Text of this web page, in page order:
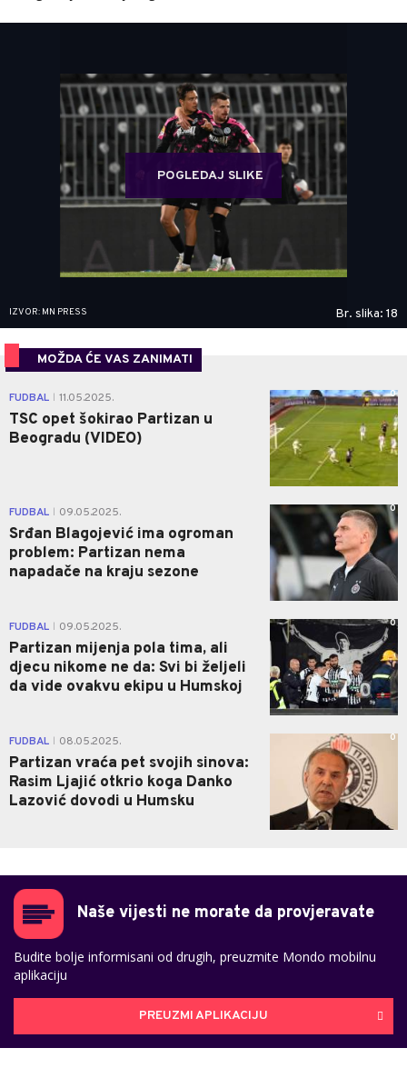
POGLEDAJ SLIKE
IZVOR: MN PRESS Br. slika: 18
MOŽDA ĆE VAS ZANIMATI
FUDBAL 11.05.2025.
TSC opet šokirao Partizan u
Beogradu (VIDEO)
0
FUDBAL 09.05.2025.
Srđan Blagojević ima ogroman
problem: Partizan nema
napadače na kraju sezone
0
FUDBAL 09.05.2025.
Partizan mijenja pola tima, ali
djecu nikome ne da: Svi bi željeli
da vide ovakvu ekipu u Humskoj
0
FUDBAL 08.05.2025.
Partizan vraća pet svojih sinova:
Rasim Ljajić otkrio koga Danko
Lazović dovodi u Humsku
0
Naše vijesti ne morate da provjeravate
Budite bolje informisani od drugih, preuzmite Mondo mobilnu
aplikaciju
PREUZMI APLIKACIJU